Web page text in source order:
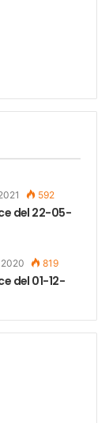
592
del 22-05-
819
del 01-12-